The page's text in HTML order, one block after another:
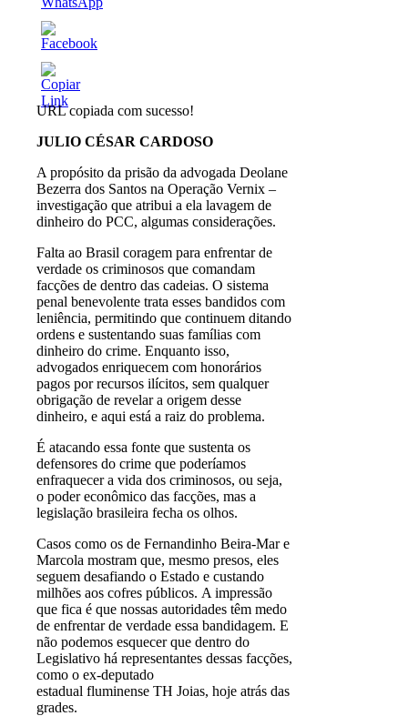
URL copiada com sucesso!
JULIO CÉSAR CARDOSO
A propósito da prisão da advogada Deolane
Bezerra dos Santos na Operação Vernix –
investigação que atribui a ela lavagem de
dinheiro do PCC, algumas considerações.
Falta ao Brasil coragem para enfrentar de
verdade os criminosos que comandam
facções de dentro das cadeias. O sistema
penal benevolente trata esses bandidos com
leniência, permitindo que continuem ditando
ordens e sustentando suas famílias com
dinheiro do crime. Enquanto isso,
advogados enriquecem com honorários
pagos por recursos ilícitos, sem qualquer
obrigação de revelar a origem desse
dinheiro, e aqui está a raiz do problema.
É atacando essa fonte que sustenta os
defensores do crime que poderíamos
enfraquecer a vida dos criminosos, ou seja,
o poder econômico das facções, mas a
legislação brasileira fecha os olhos.
Casos como os de Fernandinho Beira-Mar e
Marcola mostram que, mesmo presos, eles
seguem desafiando o Estado e custando
milhões aos cofres públicos. A impressão
que fica é que nossas autoridades têm medo
de enfrentar de verdade essa bandidagem. E
não podemos esquecer que dentro do
Legislativo há representantes dessas facções,
como o ex-deputado
estadual fluminense TH Joias, hoje atrás das
grades.